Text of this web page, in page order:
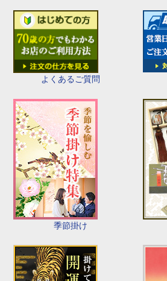
よくあるご質問
季節掛け